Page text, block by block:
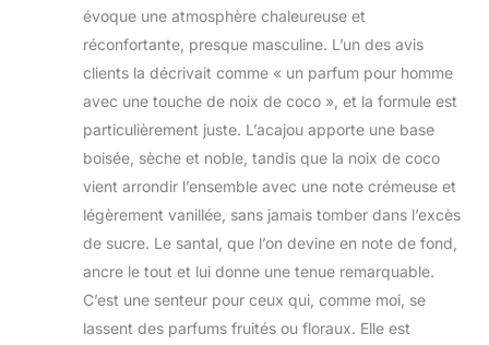
évoque une atmosphère chaleureuse et
réconfortante, presque masculine. L’un des avis
clients la décrivait comme « un parfum pour homme
avec une touche de noix de coco », et la formule est
particulièrement juste. L’acajou apporte une base
boisée, sèche et noble, tandis que la noix de coco
vient arrondir l’ensemble avec une note crémeuse et
légèrement vanillée, sans jamais tomber dans l’excès
de sucre. Le santal, que l’on devine en note de fond,
ancre le tout et lui donne une tenue remarquable.
C’est une senteur pour ceux qui, comme moi, se
lassent des parfums fruités ou floraux. Elle est